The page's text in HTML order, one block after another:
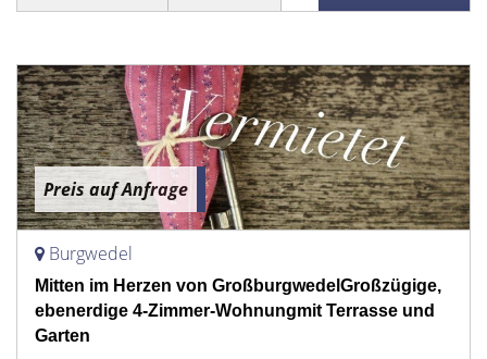
Preis auf Anfrage
Burgwedel
Mitten im Herzen von GroßburgwedelGroßzügige,
ebenerdige 4-Zimmer-Wohnungmit Terrasse und
Garten